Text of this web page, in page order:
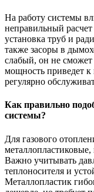
На работу системы
неправильный
установка труб и
также засоры в
слабый, он не
мощность приведет к
регулярно
Как правильно
системы?
Для газового
Важно учитывать
теплоносителя и
Металлопластик